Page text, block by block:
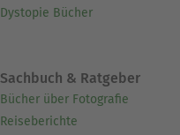
Dystopie Bücher
Sachbuch & Ratgeber
Bücher über Fotografie
Reiseberichte